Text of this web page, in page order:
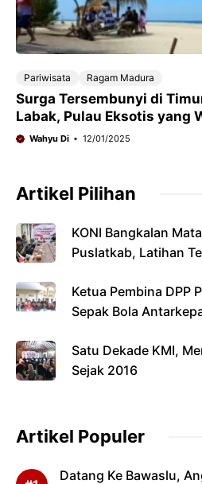
Pariwisata Ragam Madura
Surga Tersembunyi di
Labak, Pulau Eksotis yang
Wahyu Di 12/01/2025
Artikel Pilihan
KONI Bangkalan
Puslatkab, Latihan
Ketua Pembina DPP
Sepak Bola
Satu Dekade KMI,
Sejak 2016
Artikel Populer
Datang Ke Bawaslu,